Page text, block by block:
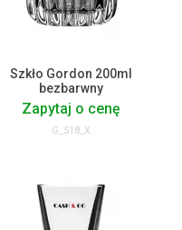
Szkło Gordon 200ml
bezbarwny
Zapytaj o cenę
G_518_X